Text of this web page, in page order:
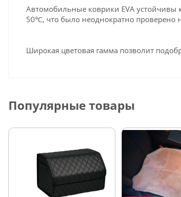
Автомобильные коврики EVA устойчивы
50℃, что было неоднократно проверено
Широкая цветовая гамма позволит
Популярные товары